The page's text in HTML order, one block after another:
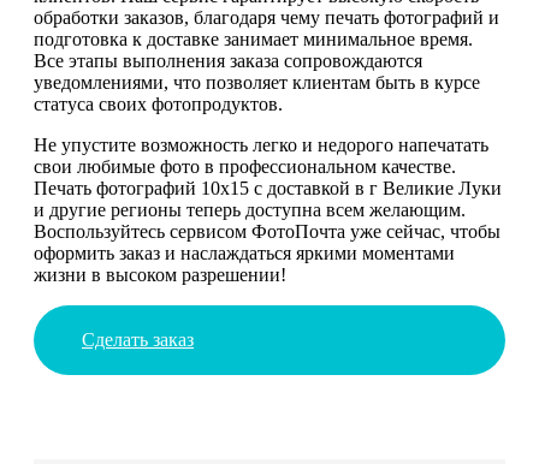
обработки заказов, благодаря чему печать фотографий и
подготовка к доставке занимает минимальное время.
Все этапы выполнения заказа сопровождаются
уведомлениями, что позволяет клиентам быть в курсе
статуса своих фотопродуктов.
Не упустите возможность легко и недорого напечатать
свои любимые фото в профессиональном качестве.
Печать фотографий 10х15 с доставкой в г Великие Луки
и другие регионы теперь доступна всем желающим.
Воспользуйтесь сервисом ФотоПочта уже сейчас, чтобы
оформить заказ и наслаждаться яркими моментами
жизни в высоком разрешении!
Сделать заказ